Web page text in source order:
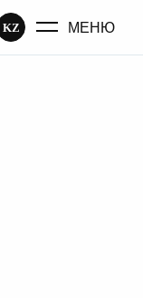
KZ МЕНЮ